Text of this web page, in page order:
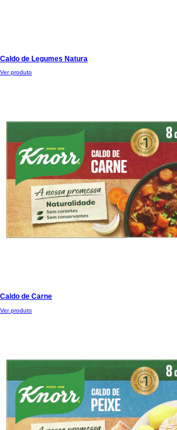
Caldo de Legumes Natura
Ver produto
Caldo de Carne
Ver produto